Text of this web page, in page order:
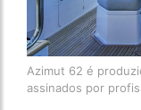
Azimut 62 é
assinados por